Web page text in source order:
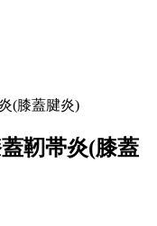
(膝蓋腱炎)
靭帯炎(膝蓋